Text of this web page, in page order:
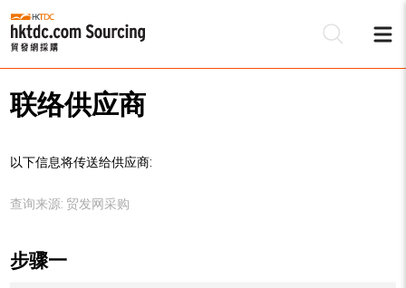
联络供应商
以下信息将传送给供应商:
查询来源: 贸发网采购
步骤一